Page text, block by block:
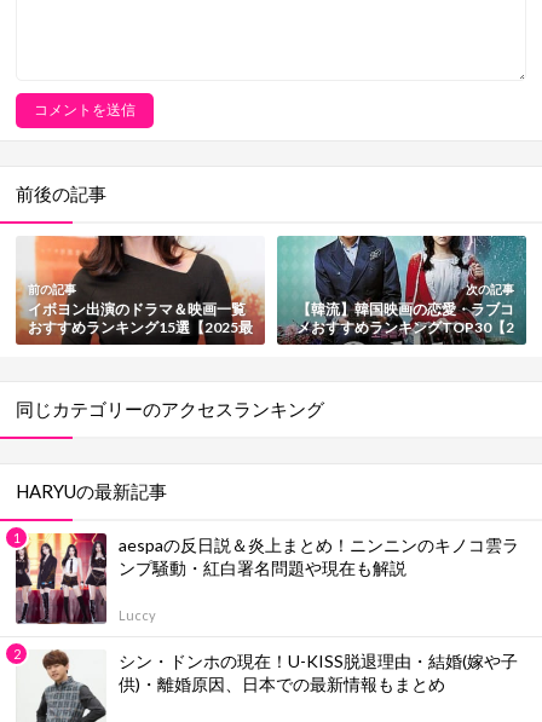
前後の記事
前の記事
イボヨン出演のドラマ＆映画一覧
おすすめランキング15選【2025最
新版】
次の記事
【韓流】韓国映画の恋愛・ラブコ
メおすすめランキングTOP30【2
025最新版】
同じカテゴリーのアクセスランキング
HARYUの最新記事
aespaの反日説＆炎上まとめ！ニンニンのキノコ雲ラ
ンプ騒動・紅白署名問題や現在も解説
Luccy
シン・ドンホの現在！U-KISS脱退理由・結婚(嫁や子
供)・離婚原因、日本での最新情報もまとめ